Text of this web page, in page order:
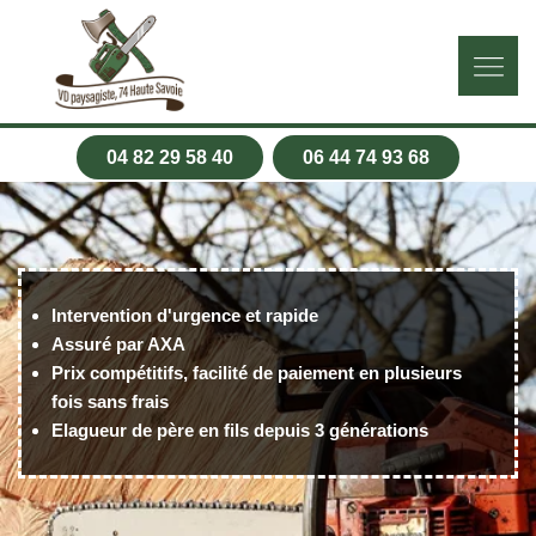
04 82 29 58 40 06 44 74 93 68
Intervention d'urgence et rapide
Assuré par AXA
Prix compétitifs, facilité de paiement en plusieurs
fois sans frais
Elagueur de père en fils depuis 3 générations